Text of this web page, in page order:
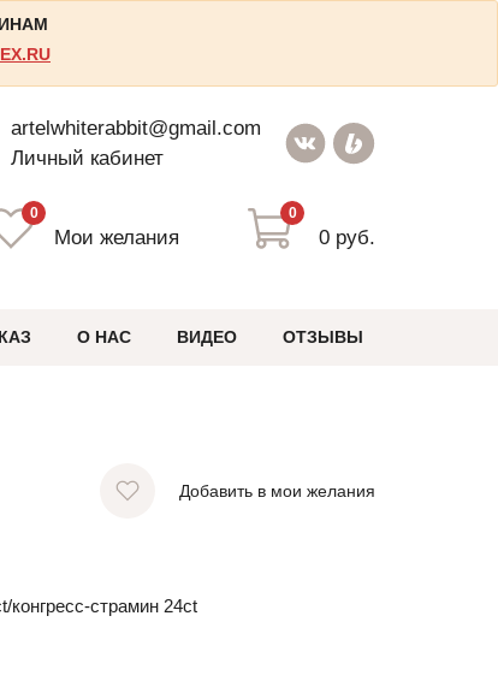
artelwhiterabbit@gmail.com
Личный кабинет
0
Мои желания
0
0 руб.
О НАС ВИДЕО ОТЗЫВЫ
Добавить в мои желания
конгресс-страмин 24ct